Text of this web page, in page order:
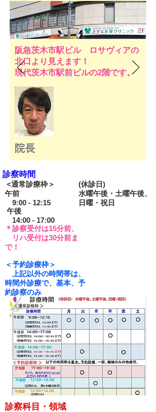
阪急茨木市駅ビル ロサヴィアの
北口より見えます！
​現代茨木市駅前ビルの2階です。
院長
診察時間
(休診日)
水曜午後・土曜午後、
日曜・祝日
<通常診療枠＞
午前
9:00 - 12:15
午後
14:00 - 17:00
＊診察受付は15分前、
リハ受付は30分前ま
で！
​＜予約診療枠＞
上記以外の時間帯は、
時間外診療で、基本、予
約診察のみ
診察科目・領域